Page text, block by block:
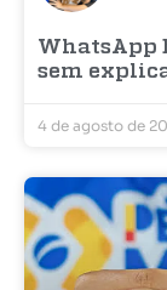
WhatsApp
sem
4 de agosto de